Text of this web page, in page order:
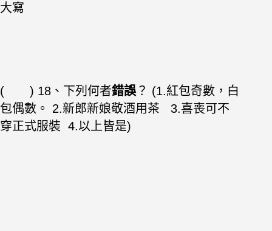
大寫
( ) 18、下列何者錯誤 ？ (1.紅包奇數，白
包偶數。 2.新郎新娘敬酒用茶 3.喜喪可不
穿正式服裝 4.以上皆是)